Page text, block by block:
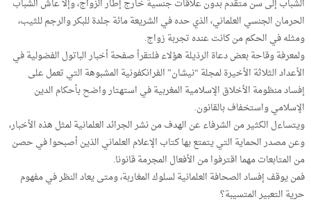
الشباب إلى سن متقدم بدون علاقات جنسية خارج إطار الزواج، وإلا عاش الشباب
الحرمان الجنسي العلماني، الذي حده في الشريعة مائة جلدة للبكر والرجم للثيب،
ومثله في الحكم من كانت عنده تجربة زواج.
ولمعرفة وقاحة بعض دعاة الرذيلة هؤلاء فلتقرأ صفحة أخبار الباتول الفضولية في
الأعداد الثلاثة الأخيرة لمجلة “نيشان” الفرانكفونية المشبوهة التي تعمل على
إفساد منظومة الأخلاق الإسلامية المغربية في استهتار واضح بأحكام الدين
الإسلامي واستخفاف بالقانون.
ويتساءل الكثير من الشرفاء عن الهدف من نشر الجرائد العلمانية لمثل هذه الأخبار،
وعن مصدر الحماية التي يتمتع بها كتاب الإعلام العلماني الذين أصبحوا في حصن
من المتابعات مهما اقترفوا من الأفعال المجرمة قانونا.
فمن يوقف إفساد الصحافة العلمانية لسلوك المغاربة، ومتى يعاد النظر في مفهوم
حرية التعبير المتسيبة؟